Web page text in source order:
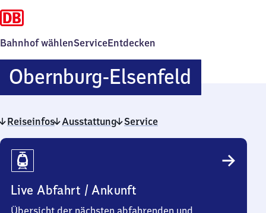
Bahnhof wählenServiceEntdecken
Obernburg-Elsenfeld
Reiseinfos Ausstattung Service
Reiseinfos
Live Abfahrt / Ankunft
Übersicht der nächsten abfahrenden und